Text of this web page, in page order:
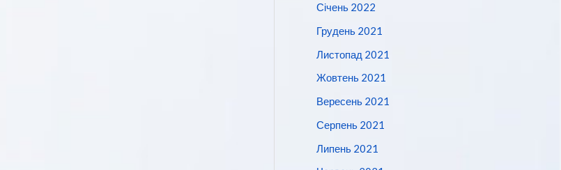
Січень 2022
Грудень 2021
Листопад 2021
Жовтень 2021
Вересень 2021
Серпень 2021
Липень 2021